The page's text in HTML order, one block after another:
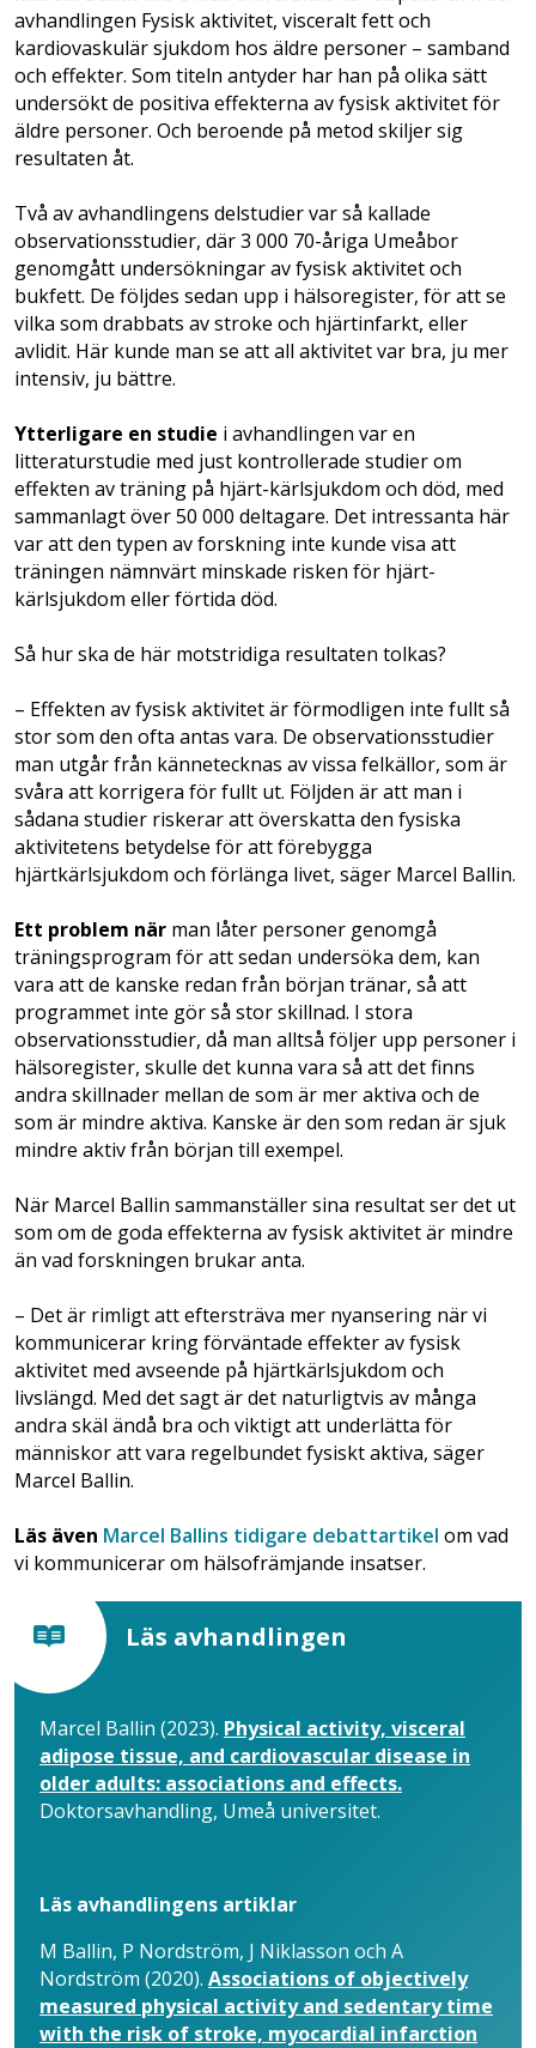
avhandlingen Fysisk aktivitet, visceralt fett och
kardiovaskulär sjukdom hos äldre personer – samband
och effekter. Som titeln antyder har han på olika sätt
undersökt de positiva effekterna av fysisk aktivitet för
äldre personer. Och beroende på metod skiljer sig
resultaten åt.
Två av avhandlingens delstudier var så kallade
observationsstudier, där 3 000 70-åriga Umeåbor
genomgått undersökningar av fysisk aktivitet och
bukfett. De följdes sedan upp i hälsoregister, för att se
vilka som drabbats av stroke och hjärtinfarkt, eller
avlidit. Här kunde man se att all aktivitet var bra, ju mer
intensiv, ju bättre.
Ytterligare en studie i avhandlingen var en
litteraturstudie med just kontrollerade studier om
effekten av träning på hjärt-kärlsjukdom och död, med
sammanlagt över 50 000 deltagare. Det intressanta här
var att den typen av forskning inte kunde visa att
träningen nämnvärt minskade risken för hjärt-
kärlsjukdom eller förtida död.
Så hur ska de här motstridiga resultaten tolkas?
– Effekten av fysisk aktivitet är förmodligen inte fullt så
stor som den ofta antas vara. De observationsstudier
man utgår från kännetecknas av vissa felkällor, som är
svåra att korrigera för fullt ut. Följden är att man i
sådana studier riskerar att överskatta den fysiska
aktivitetens betydelse för att förebygga
hjärtkärlsjukdom och förlänga livet, säger Marcel Ballin.
Ett problem när man låter personer genomgå
träningsprogram för att sedan undersöka dem, kan
vara att de kanske redan från början tränar, så att
programmet inte gör så stor skillnad. I stora
observationsstudier, då man alltså följer upp personer i
hälsoregister, skulle det kunna vara så att det finns
andra skillnader mellan de som är mer aktiva och de
som är mindre aktiva. Kanske är den som redan är sjuk
mindre aktiv från början till exempel.
När Marcel Ballin sammanställer sina resultat ser det ut
som om de goda effekterna av fysisk aktivitet är mindre
än vad forskningen brukar anta.
– Det är rimligt att eftersträva mer nyansering när vi
kommunicerar kring förväntade effekter av fysisk
aktivitet med avseende på hjärtkärlsjukdom och
livslängd. Med det sagt är det naturligtvis av många
andra skäl ändå bra och viktigt att underlätta för
människor att vara regelbundet fysiskt aktiva, säger
Marcel Ballin.
Läs även Marcel Ballins tidigare debattartikel om vad
vi kommunicerar om hälsofrämjande insatser.
Läs avhandlingen
Marcel Ballin (2023). Physical activity, visceral
adipose tissue, and cardiovascular disease in
older adults: associations and effects.
Doktorsavhandling, Umeå universitet.
Läs avhandlingens artiklar
M Ballin, P Nordström, J Niklasson och A
Nordström (2020). Associations of objectively
measured physical activity and sedentary time
with the risk of stroke, myocardial infarction